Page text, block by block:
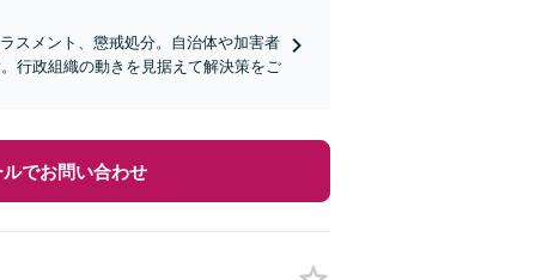
スメント、懲戒処分。自治体や加害者
行政組織の動きを見据えて解決策をご
ルでお問い合わせ